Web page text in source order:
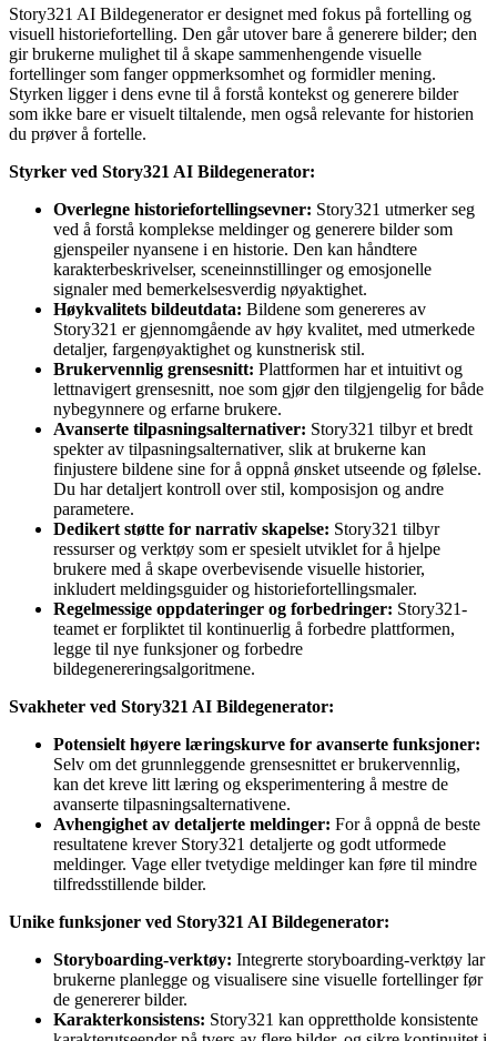
Story321 AI Bildegenerator er designet med fokus på fortelling og
visuell historiefortelling. Den går utover bare å generere bilder; den
gir brukerne mulighet til å skape sammenhengende visuelle
fortellinger som fanger oppmerksomhet og formidler mening.
Styrken ligger i dens evne til å forstå kontekst og generere bilder
som ikke bare er visuelt tiltalende, men også relevante for historien
du prøver å fortelle.
Styrker ved Story321 AI Bildegenerator:
Overlegne historiefortellingsevner: Story321 utmerker seg
ved å forstå komplekse meldinger og generere bilder som
gjenspeiler nyansene i en historie. Den kan håndtere
karakterbeskrivelser, sceneinnstillinger og emosjonelle
signaler med bemerkelsesverdig nøyaktighet.
Høykvalitets bildeutdata: Bildene som genereres av
Story321 er gjennomgående av høy kvalitet, med utmerkede
detaljer, fargenøyaktighet og kunstnerisk stil.
Brukervennlig grensesnitt: Plattformen har et intuitivt og
lettnavigert grensesnitt, noe som gjør den tilgjengelig for både
nybegynnere og erfarne brukere.
Avanserte tilpasningsalternativer: Story321 tilbyr et bredt
spekter av tilpasningsalternativer, slik at brukerne kan
finjustere bildene sine for å oppnå ønsket utseende og følelse.
Du har detaljert kontroll over stil, komposisjon og andre
parametere.
Dedikert støtte for narrativ skapelse: Story321 tilbyr
ressurser og verktøy som er spesielt utviklet for å hjelpe
brukere med å skape overbevisende visuelle historier,
inkludert meldingsguider og historiefortellingsmaler.
Regelmessige oppdateringer og forbedringer: Story321-
teamet er forpliktet til kontinuerlig å forbedre plattformen,
legge til nye funksjoner og forbedre
bildegenereringsalgoritmene.
Svakheter ved Story321 AI Bildegenerator:
Potensielt høyere læringskurve for avanserte funksjoner:
Selv om det grunnleggende grensesnittet er brukervennlig,
kan det kreve litt læring og eksperimentering å mestre de
avanserte tilpasningsalternativene.
Avhengighet av detaljerte meldinger: For å oppnå de beste
resultatene krever Story321 detaljerte og godt utformede
meldinger. Vage eller tvetydige meldinger kan føre til mindre
tilfredsstillende bilder.
Unike funksjoner ved Story321 AI Bildegenerator:
Storyboarding-verktøy: Integrerte storyboarding-verktøy lar
brukerne planlegge og visualisere sine visuelle fortellinger før
de genererer bilder.
Karakterkonsistens: Story321 kan opprettholde konsistente